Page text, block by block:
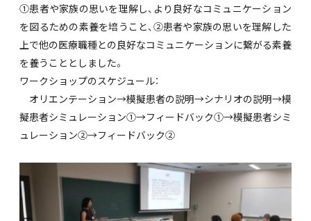
①患者や家族の思いを理解し、より良好なコミュニケーション
を図るための素養を培うこと、②患者や家族の思いを理解した
上で他の医療職種との良好なコミュニケーションに繋がる素養
を養うこととしました。
ワークショップのスケジュール：
オリエンテーション→模擬患者の説明→シナリオの説明→模
擬患者シミュレーション①→フィードバック①→模擬患者シミ
ュレーション②→フィードバック②